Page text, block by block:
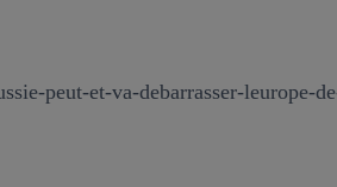
peut-et-va-debarrasser-leurope-